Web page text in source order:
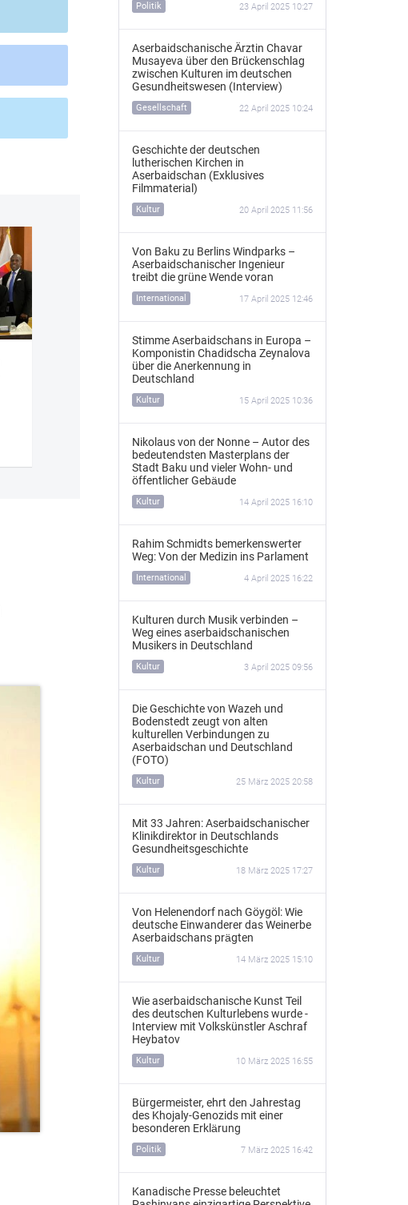
Politik 23 April 2025 10:27
Aserbaidschanische Ärztin Chavar
Musayeva über den Brückenschlag
zwischen Kulturen im deutschen
Gesundheitswesen (Interview)
Gesellschaft 22 April 2025 10:24
Geschichte der deutschen
lutherischen Kirchen in
Aserbaidschan (Exklusives
Filmmaterial)
Kultur 20 April 2025 11:56
Von Baku zu Berlins Windparks –
Aserbaidschanischer Ingenieur
treibt die grüne Wende voran
International 17 April 2025 12:46
Stimme Aserbaidschans in Europa –
Komponistin Chadidscha Zeynalova
über die Anerkennung in
Deutschland
Kultur 15 April 2025 10:36
Nikolaus von der Nonne – Autor des
bedeutendsten Masterplans der
Stadt Baku und vieler Wohn- und
öffentlicher Gebäude
Kultur 14 April 2025 16:10
Rahim Schmidts bemerkenswerter
Weg: Von der Medizin ins Parlament
International 4 April 2025 16:22
Kulturen durch Musik verbinden –
Weg eines aserbaidschanischen
Musikers in Deutschland
Kultur 3 April 2025 09:56
Die Geschichte von Wazeh und
Bodenstedt zeugt von alten
kulturellen Verbindungen zu
Aserbaidschan und Deutschland
(FOTO)
Kultur 25 März 2025 20:58
Mit 33 Jahren: Aserbaidschanischer
Klinikdirektor in Deutschlands
Gesundheitsgeschichte
Kultur 18 März 2025 17:27
Von Helenendorf nach Göygöl: Wie
deutsche Einwanderer das Weinerbe
Aserbaidschans prägten
Kultur 14 März 2025 15:10
Wie aserbaidschanische Kunst Teil
des deutschen Kulturlebens wurde -
Interview mit Volkskünstler Aschraf
Heybatov
Kultur 10 März 2025 16:55
Bürgermeister, ehrt den Jahrestag
des Khojaly-Genozids mit einer
besonderen Erklärung
Politik 7 März 2025 16:42
Kanadische Presse beleuchtet